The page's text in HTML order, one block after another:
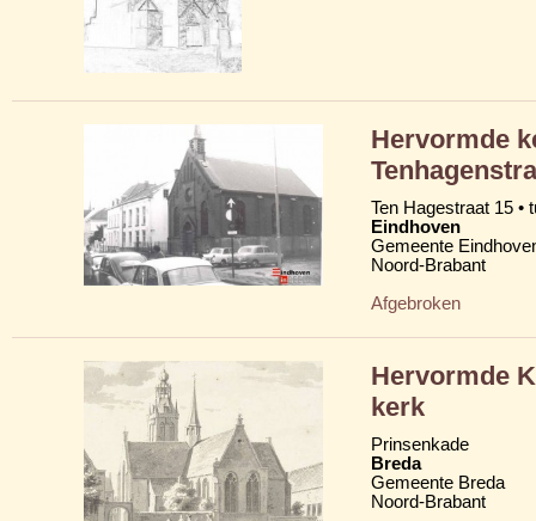
Hervormde
Ten Hagestraat 15 •
Eindhoven
Gemeente
Noord-Brabant
Afgebroken
Hervormde
kerk
Prinsenkade
Breda
Gemeente Breda
Noord-Brabant